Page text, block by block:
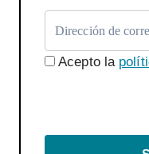
Acepto la